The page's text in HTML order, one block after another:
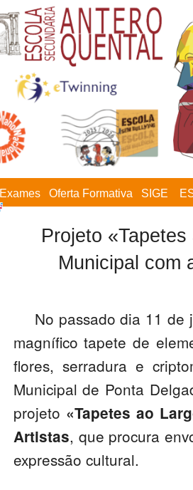
Exames Oferta Formativa SIGE
Projeto
Municipal com
No passado dia 11 de
magnífico tapete de
flores, serradura e
Municipal de Ponta
projeto «Tapetes ao
Artistas, que procura
expressão cultural.